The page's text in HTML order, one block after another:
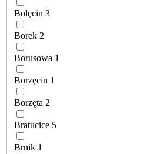
Bolęcin 3
Borek 2
Borusowa 1
Borzęcin 1
Borzęta 2
Bratucice 5
Brnik 1